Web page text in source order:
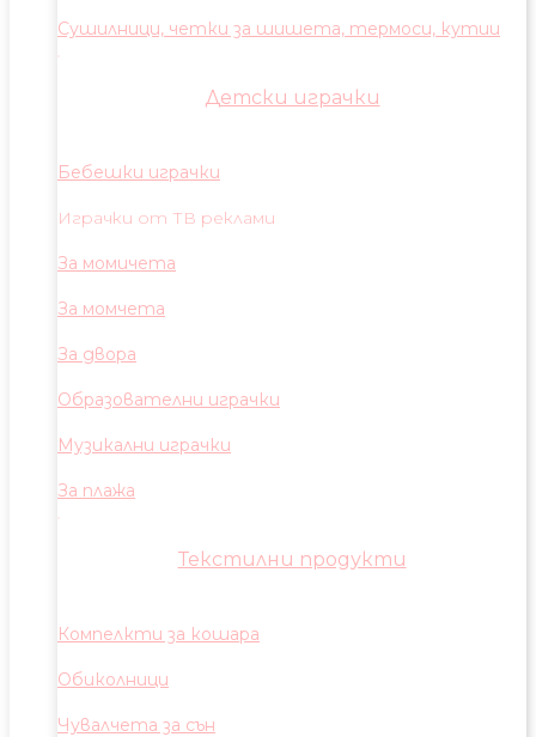
Сушилници, четки за шишета, термоси, кутии
Детски играчки
Бебешки играчки
Играчки от ТВ реклами
За момичета
За момчета
За двора
Образователни играчки
Музикални играчки
За плажа
Текстилни продукти
Компелкти за кошара
Обиколници
Чувалчета за сън